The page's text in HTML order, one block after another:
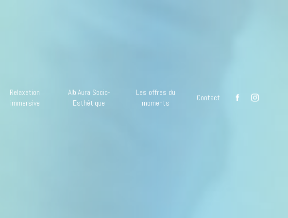
Relaxation
immersive
Alb'Aura Socio-
Esthétique
Les offres du
moments
Contact